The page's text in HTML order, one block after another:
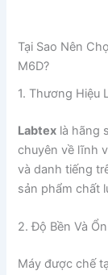
Tại Sao Nên
M6D?
1. Thương Hiệu
Labtex là hãng
chuyên về lĩnh
và danh tiếng
sản phẩm chất
2. Độ Bền Và
Máy được chế